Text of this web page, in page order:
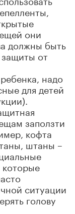
они
должны быть
от
надо
для детей
заползти
кофта
штаны –
ситуации
голову